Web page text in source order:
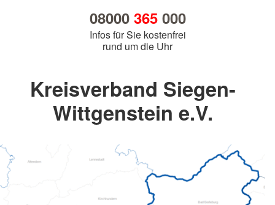
08000 365000
Infos für Sie kostenfrei
rund um die Uhr
Kreisverband Siegen-
Wittgenstein e.V.